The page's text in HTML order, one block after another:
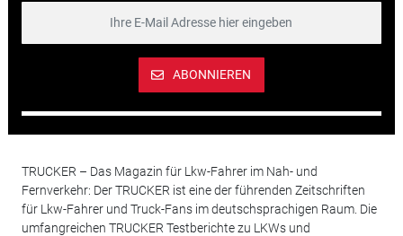
ABONNIEREN
TRUCKER – Das Magazin für Lkw-Fahrer im Nah- und
Fernverkehr: Der TRUCKER ist eine der führenden Zeitschriften
für Lkw-Fahrer und Truck-Fans im deutschsprachigen Raum. Die
umfangreichen TRUCKER Testberichte zu LKWs und